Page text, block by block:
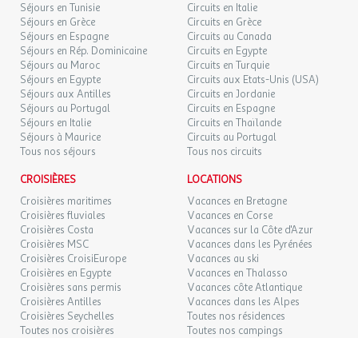
Séjours en Tunisie
Séjours en Grèce
Séjours en Espagne
Séjours en Rép. Dominicaine
Séjours au Maroc
Séjours en Egypte
Séjours aux Antilles
Séjours au Portugal
Séjours en Italie
Séjours à Maurice
Tous nos séjours
Circuits en Italie
Circuits en Grèce
Circuits au Canada
Circuits en Egypte
Circuits en Turquie
Circuits aux Etats-Unis (USA)
Circuits en Jordanie
Circuits en Espagne
Circuits en Thaïlande
Circuits au Portugal
Tous nos circuits
CROISIÈRES
Croisières maritimes
Croisières fluviales
Croisières Costa
Croisières MSC
Croisières CroisiEurope
Croisières en Egypte
Croisières sans permis
Croisières Antilles
Croisières Seychelles
Toutes nos croisières
LOCATIONS
Vacances en Bretagne
Vacances en Corse
Vacances sur la Côte d'Azur
Vacances dans les Pyrénées
Vacances au ski
Vacances en Thalasso
Vacances côte Atlantique
Vacances dans les Alpes
Toutes nos résidences
Toutes nos campings